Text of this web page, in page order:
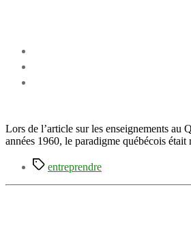
Lors de l’article sur les enseignements au
années 1960, le paradigme québécois
Étiquettes
entreprendre